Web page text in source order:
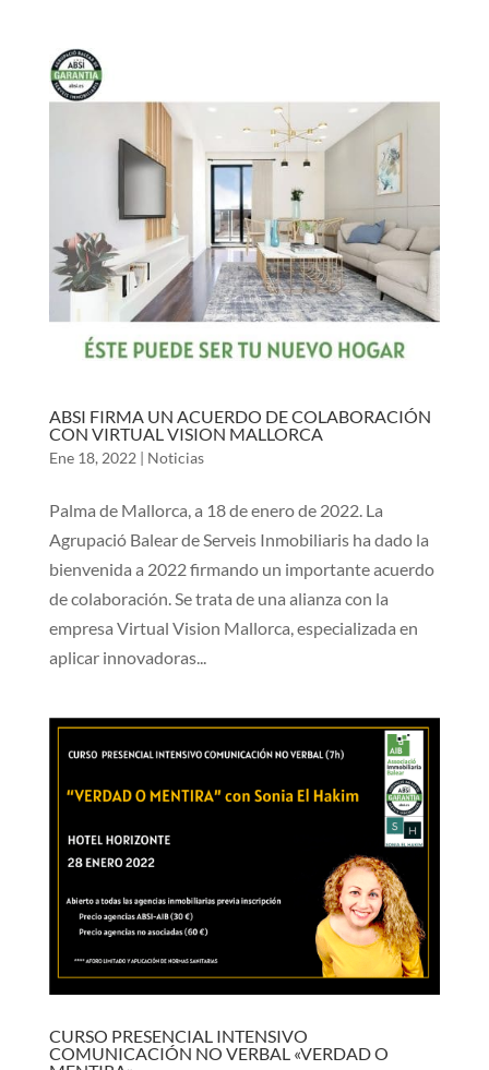
ABSI FIRMA UN ACUERDO DE COLABORACIÓN
CON VIRTUAL VISION MALLORCA
Ene 18, 2022 | Noticias
Palma de Mallorca, a 18 de enero de 2022. La
Agrupació Balear de Serveis Inmobiliaris ha dado la
bienvenida a 2022 firmando un importante acuerdo
de colaboración. Se trata de una alianza con la
empresa Virtual Vision Mallorca, especializada en
aplicar innovadoras...
CURSO PRESENCIAL INTENSIVO
COMUNICACIÓN NO VERBAL «VERDAD O